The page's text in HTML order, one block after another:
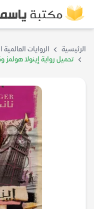
الرئيسية
الروايات العالمية
تحميل رواية إينولا